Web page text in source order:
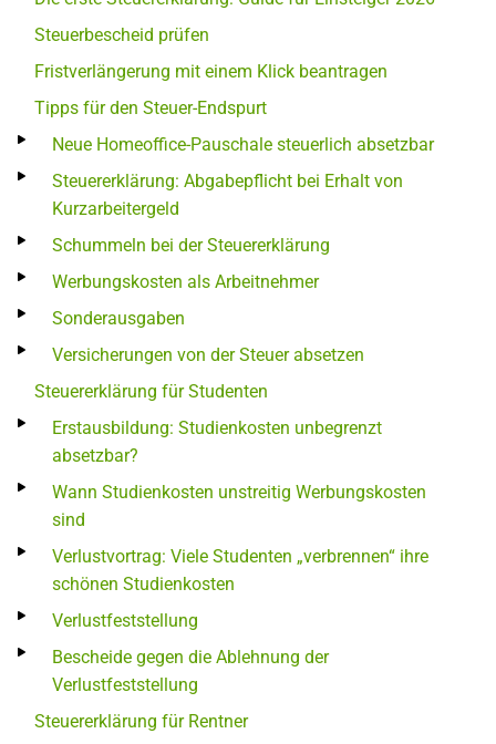
Steuerbescheid prüfen
Fristverlängerung mit einem Klick beantragen
Tipps für den Steuer-Endspurt
Neue Homeoffice-Pauschale steuerlich absetzbar
Steuererklärung: Abgabepflicht bei Erhalt von
Kurzarbeitergeld
Schummeln bei der Steuererklärung
Werbungskosten als Arbeitnehmer
Sonderausgaben
Versicherungen von der Steuer absetzen
Steuererklärung für Studenten
Erstausbildung: Studienkosten unbegrenzt
absetzbar?
Wann Studienkosten unstreitig Werbungskosten
sind
Verlustvortrag: Viele Studenten „verbrennen“ ihre
schönen Studienkosten
Verlustfeststellung
Bescheide gegen die Ablehnung der
Verlustfeststellung
Steuererklärung für Rentner